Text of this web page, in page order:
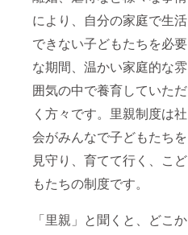
により、自分の家庭で生活
できない子どもたちを必要
な期間、温かい家庭的な雰
囲気の中で養育していただ
く方々です。里親制度は社
会がみんなで子どもたちを
見守り、育てて行く、こど
もたちの制度です。
「里親」と聞くと、どこか